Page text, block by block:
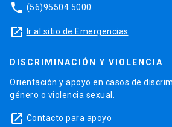
phone (56)95504 5000
launch Ir al sitio de Emergencias
DISCRIMINACIÓN Y VIOLENCIA
Orientación y apoyo en casos de
género o violencia sexual.
launch Contacto para apoyo